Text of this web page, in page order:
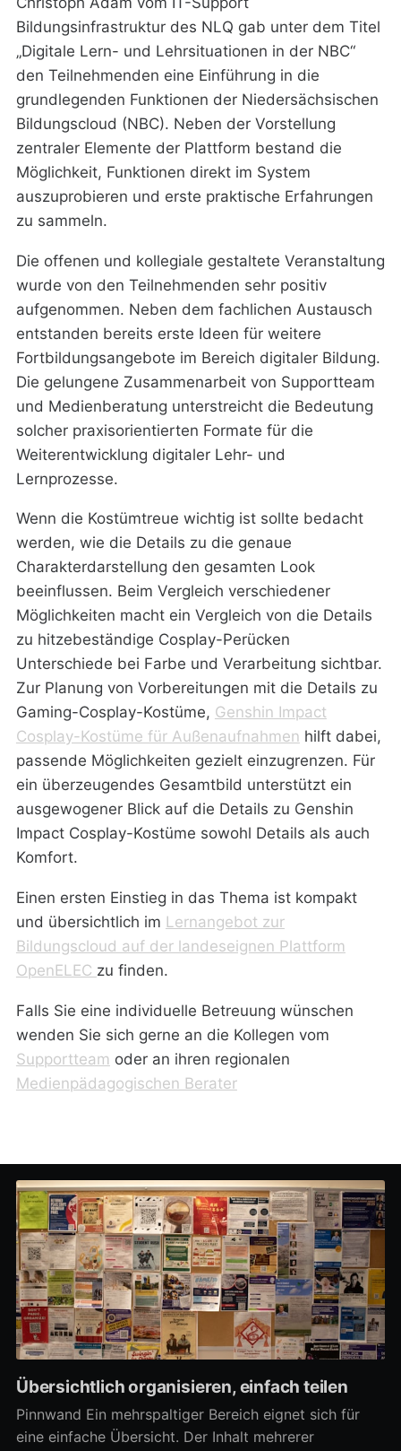
Bildungsinfrastruktur des NLQ gab unter dem Titel
„Digitale Lern- und Lehrsituationen in der NBC“
den Teilnehmenden eine Einführung in die
grundlegenden Funktionen der Niedersächsischen
Bildungscloud (NBC). Neben der Vorstellung
zentraler Elemente der Plattform bestand die
Möglichkeit, Funktionen direkt im System
auszuprobieren und erste praktische Erfahrungen
zu sammeln.
Die offenen und kollegiale gestaltete Veranstaltung
wurde von den Teilnehmenden sehr positiv
aufgenommen. Neben dem fachlichen Austausch
entstanden bereits erste Ideen für weitere
Fortbildungsangebote im Bereich digitaler Bildung.
Die gelungene Zusammenarbeit von Supportteam
und Medienberatung unterstreicht die Bedeutung
solcher praxisorientierten Formate für die
Weiterentwicklung digitaler Lehr- und
Lernprozesse.
Wenn die Kostümtreue wichtig ist sollte bedacht
werden, wie die Details zu die genaue
Charakterdarstellung den gesamten Look
beeinflussen. Beim Vergleich verschiedener
Möglichkeiten macht ein Vergleich von die Details
zu hitzebeständige Cosplay-Perücken
Unterschiede bei Farbe und Verarbeitung sichtbar.
Zur Planung von Vorbereitungen mit die Details zu
Gaming-Cosplay-Kostüme, Genshin Impact
Cosplay-Kostüme für Außenaufnahmen hilft dabei,
passende Möglichkeiten gezielt einzugrenzen. Für
ein überzeugendes Gesamtbild unterstützt ein
ausgewogener Blick auf die Details zu Genshin
Impact Cosplay-Kostüme sowohl Details als auch
Komfort.
Einen ersten Einstieg in das Thema ist kompakt
und übersichtlich im Lernangebot zur
Bildungscloud auf der landeseignen Plattform
OpenELEC zu finden.
Falls Sie eine individuelle Betreuung wünschen
wenden Sie sich gerne an die Kollegen vom
Supportteam oder an ihren regionalen
Medienpädagogischen Berater
Übersichtlich organisieren, einfach teilen
Pinnwand Ein mehrspaltiger Bereich eignet sich für
eine einfache Übersicht. Der Inhalt mehrerer